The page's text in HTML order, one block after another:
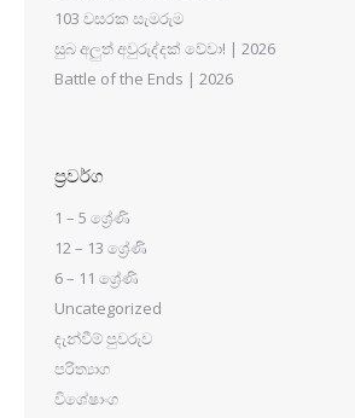
103 වසරක සැමරුම
සුබ අලුත් අවුරුද්දක් වේවා! | 2026
Battle of the Ends | 2026
ප්‍රවර්ග
1 – 5 ශ්‍රේණි
12 – 13 ශ්‍රේණි
6 – 11 ශ්‍රේණි
Uncategorized
දැන්වීම් පුවරුව
පරිත්‍යාග
විශේෂාංග